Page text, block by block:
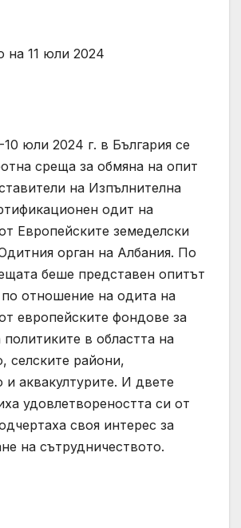
на 11 юли 2024
юли 2024 г. в България се
среща за обмяна на опит
на Изпълнителна
одит на
Европейските земеделски
орган на Албания. По
беше представен опитът
по отношение на одита на
европейските фондове за
в областта на
селските райони,
и аквакултурите. И двете
удовлетвореността си от
своя интерес за
на сътрудничеството.